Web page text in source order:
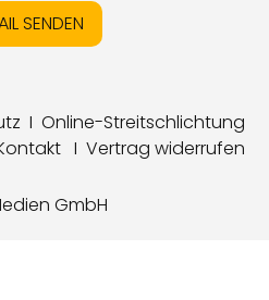
SENDEN
I Online-Streitschlichtung
I Vertrag widerrufen
GmbH